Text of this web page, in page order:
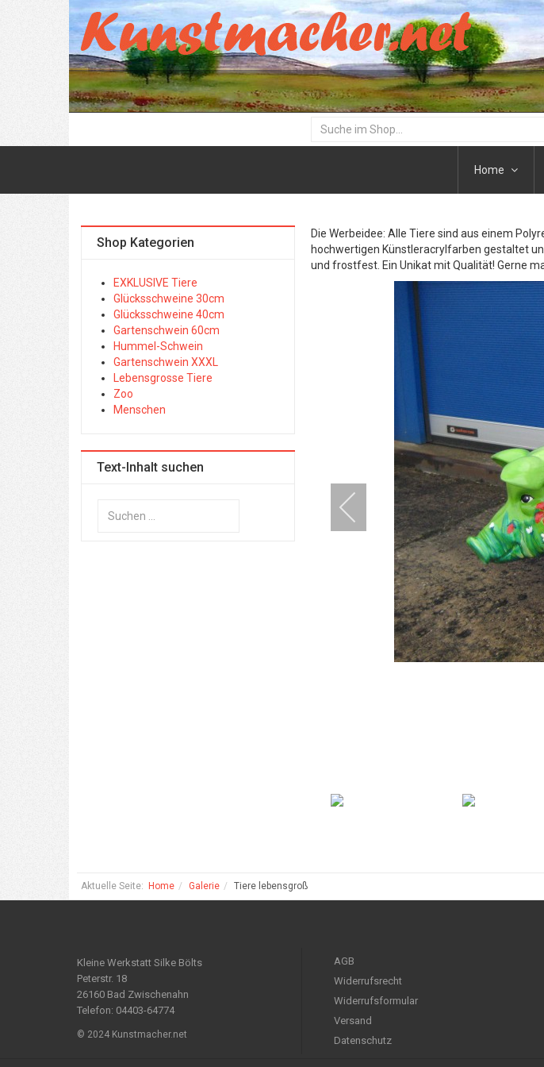
Home
Die Werbeidee: Alle Tiere sind aus einem
hochwertigen Künstleracrylfarben gestaltet
und frostfest. Ein Unikat mit Qualität! Gerne
Shop Kategorien
EXKLUSIVE Tiere
Glücksschweine 30cm
Glücksschweine 40cm
Gartenschwein 60cm
Hummel-Schwein
Gartenschwein XXXL
Lebensgrosse Tiere
Zoo
Menschen
Text-Inhalt suchen
Aktuelle Seite: Home Galerie Tiere lebensgroß
Kleine Werkstatt Silke Bölts
Peterstr. 18
26160 Bad Zwischenahn
Telefon: 04403-64774
© 2024 Kunstmacher.net
AGB
Widerrufsrecht
Widerrufsformular
Versand
Datenschutz